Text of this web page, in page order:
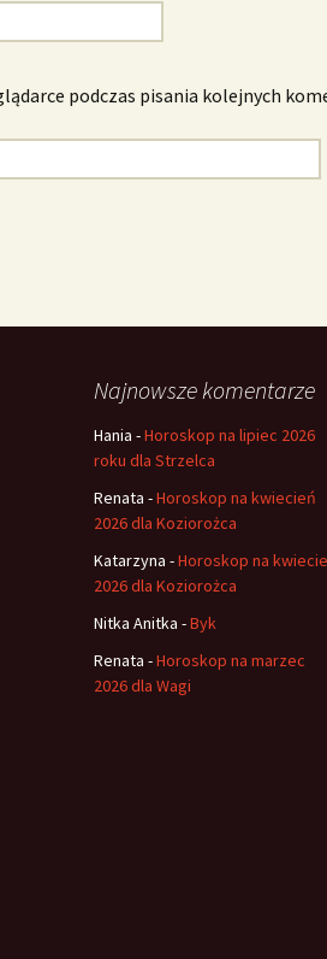
podczas pisania kolejnych
Najnowsze komentarze
Hania -Horoskop na lipiec 2026
roku dla Strzelca
Renata -Horoskop na kwiecień
2026 dla Koziorożca
Katarzyna -Horoskop na
2026 dla Koziorożca
Nitka Anitka -Byk
Renata -Horoskop na marzec
2026 dla Wagi